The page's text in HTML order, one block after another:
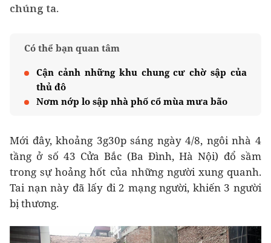
chúng ta.
Có thể bạn quan tâm
Cận cảnh những khu chung cư chờ sập của
thủ đô
Nơm nớp lo sập nhà phố cổ mùa mưa bão
Mới đây, khoảng 3g30p sáng ngày 4/8, ngôi nhà 4
tầng ở số 43 Cửa Bắc (Ba Đình, Hà Nội) đổ sầm
trong sự hoảng hốt của những người xung quanh.
Tai nạn này đã lấy đi 2 mạng người, khiến 3 người
bị thương.